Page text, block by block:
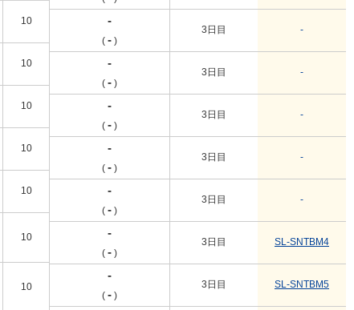
10
10
10
10
10
10
10
-
( - )
3日目 -
-
( - )
3日目 -
-
( - )
3日目 -
-
( - )
3日目 -
-
( - )
3日目 -
-
( - )
3日目 SL-SNTBM4
-
( - )
3日目 SL-SNTBM5